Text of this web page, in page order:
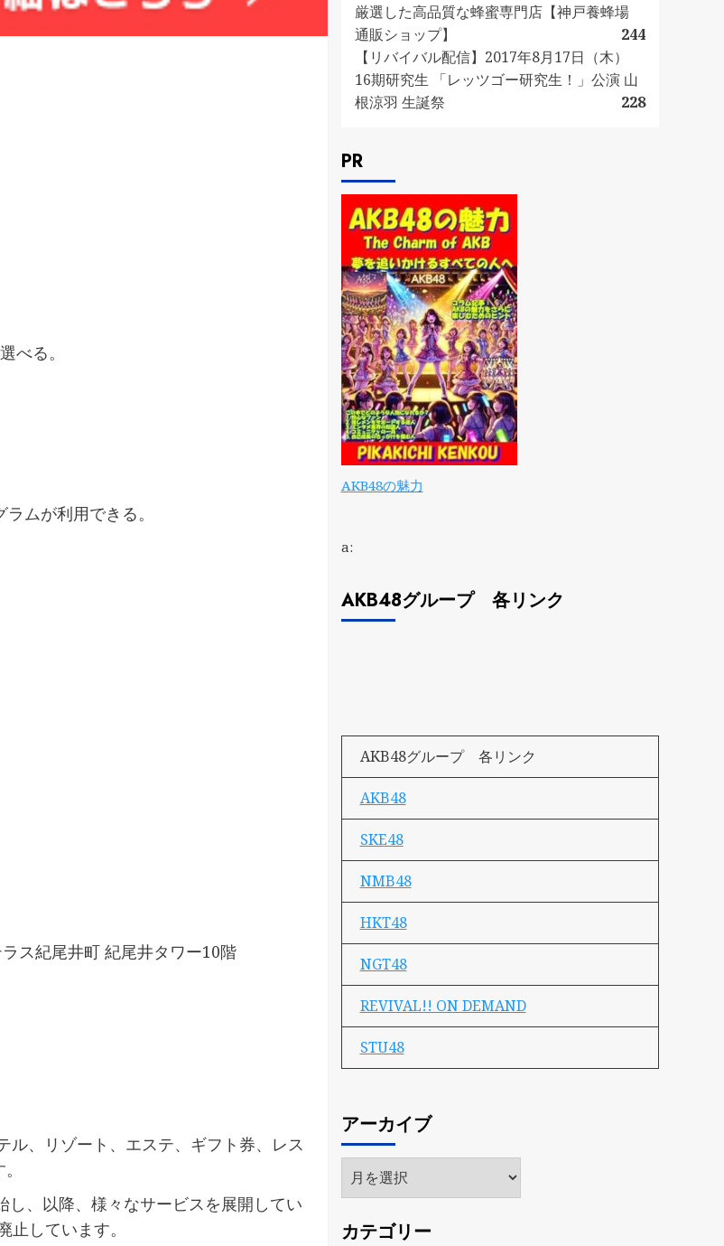
べる。
ムが利用できる。
ス紀尾井町 紀尾井タワー10階
、リゾート、エステ、ギフト券、レス
、以降、様々なサービスを展開してい
しています。
厳選した高品質な蜂蜜専門店【神戸養蜂場
通販ショップ】
244
【リバイバル配信】2017年8月17日（木）
16期研究生 「レッツゴー研究生！」公演 山
根涼羽 生誕祭
228
PR
AKB48の魅力
a:
AKB48グループ 各リンク
AKB48グループ 各リンク
AKB48
SKE48
NMB48
HKT48
NGT48
REVIVAL!! ON DEMAND
STU48
アーカイブ
ア
ー
イ
カテゴリー